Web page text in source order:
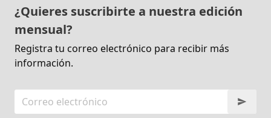
¿Quieres suscribirte a nuestra edición
mensual?
Registra tu correo electrónico para recibir más
información.